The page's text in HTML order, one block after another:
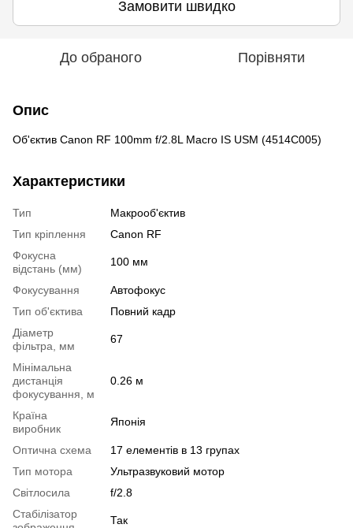
Замовити швидко
До обраного Порівняти
Опис
Об'єктив Canon RF 100mm f/2.8L Macro IS USM (4514C005)
Характеристики
Тип
Макрооб'єктив
Тип кріплення
Canon RF
Фокусна
відстань (мм)
100 мм
Фокусування
Автофокус
Тип об'єктива
Повний кадр
Діаметр
фільтра, мм
67
Мінімальна
дистанція
фокусування, м
0.26 м
Країна
виробник
Японія
Оптична схема
17 елементів в 13 групах
Тип мотора
Ультразвуковий мотор
Світлосила
f/2.8
Стабілізатор
Так